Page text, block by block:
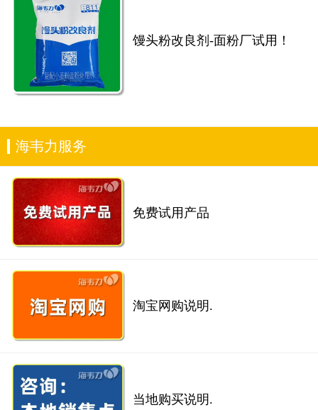
馒头粉改良剂-面粉厂试用！
海韦力服务
免费试用产品
淘宝网购说明.
当地购买说明.